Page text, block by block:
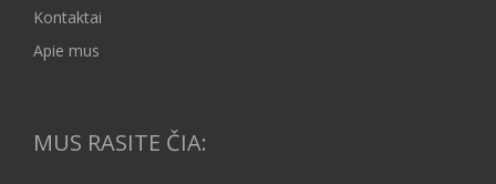
Kontaktai
Apie mus
MUS RASITE ČIA: